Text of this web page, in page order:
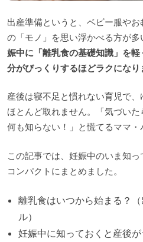
出産準備というと、ベビー服や
の「モノ」を思い浮かべる方が多
娠中に「離乳食の基礎知識」を
分がびっくりするほどラクになり
産後は寝不足と慣れない育児で
ほとんど取れません。「気づい
何も知らない！」と慌てるママ・
この記事では、妊娠中のいま知
コンパクトにまとめました。
離乳食はいつから始まる？
ル）
妊娠中に知っておくと産後